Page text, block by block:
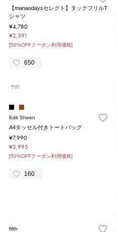
【manaodaysセレクト】タックフリルT
シャツ
¥4,780
¥2,391
[50%OFFクーポン利用価格]
650
予約
Edit Sheen
A4タッセル付きトートバッグ
¥7,990
¥3,995
[50%OFFクーポン利用価格]
160
fifth